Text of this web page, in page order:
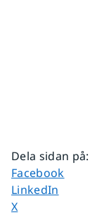
Dela sidan på:
Dela sidan på
Facebook
Dela sidan på
LinkedIn
Dela sidan på
X